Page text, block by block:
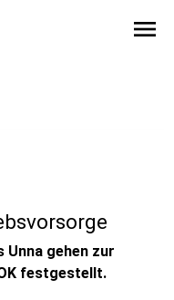
menu
Unna gehen zur
festgestellt.